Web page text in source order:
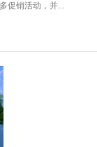
促销活动，并...